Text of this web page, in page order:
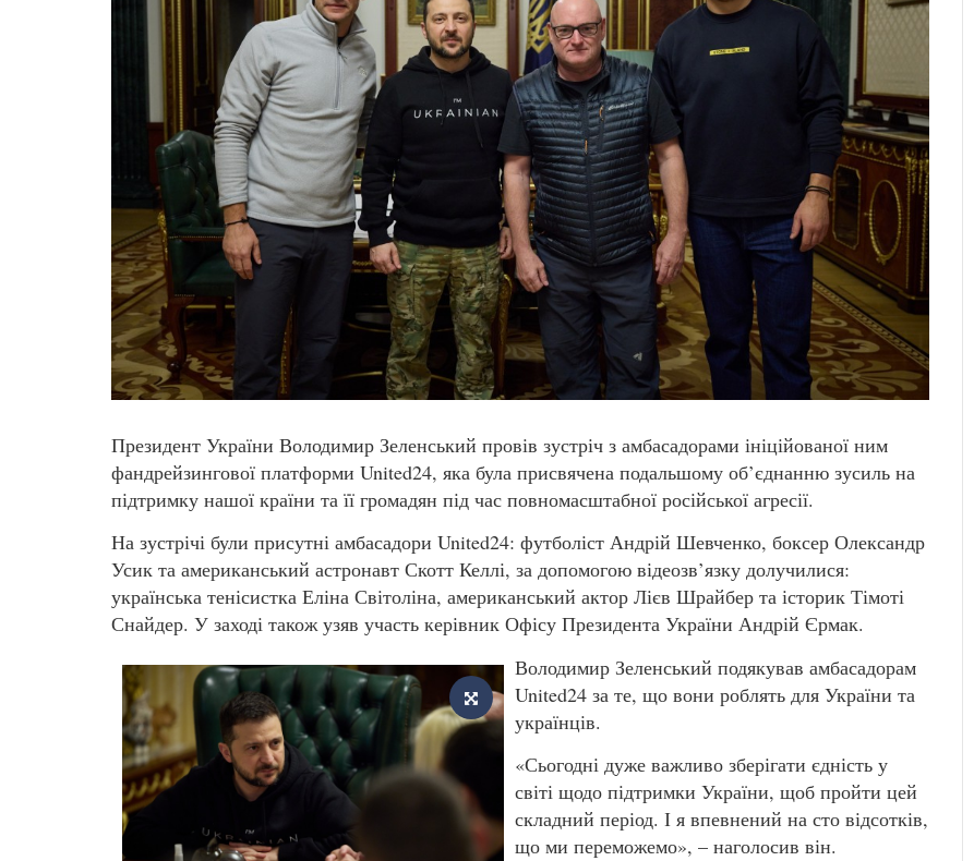
Президент України Володимир Зеленський провів зустріч з амбасадорами ініційованої ним
фандрейзингової платформи United24, яка була присвячена подальшому об’єднанню зусиль на
підтримку нашої країни та її громадян під час повномасштабної російської агресії.
На зустрічі були присутні амбасадори United24: футболіст Андрій Шевченко, боксер Олександр
Усик та американський астронавт Скотт Келлі, за допомогою відеозв’язку долучилися:
українська тенісистка Еліна Світоліна, американський актор Лієв Шрайбер та історик Тімоті
Снайдер. У заході також узяв участь керівник Офісу Президента України Андрій Єрмак.
Володимир Зеленський подякував амбасадорам
United24 за те, що вони роблять для України та
українців.
«Сьогодні дуже важливо зберігати єдність у
світі щодо підтримки України, щоб пройти цей
складний період. І я впевнений на сто відсотків,
що ми переможемо», – наголосив він.